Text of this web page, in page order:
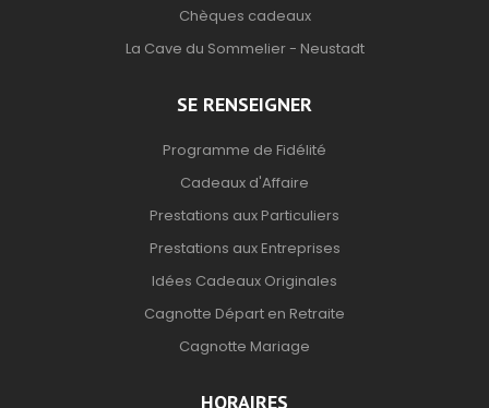
Chèques cadeaux
La Cave du Sommelier - Neustadt
SE RENSEIGNER
Programme de Fidélité
Cadeaux d'Affaire
Prestations aux Particuliers
Prestations aux Entreprises
Idées Cadeaux Originales
Cagnotte Départ en Retraite
Cagnotte Mariage
HORAIRES